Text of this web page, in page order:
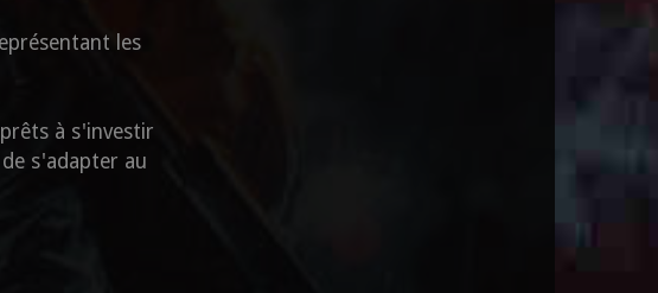
les
à s'investir
s'adapter au